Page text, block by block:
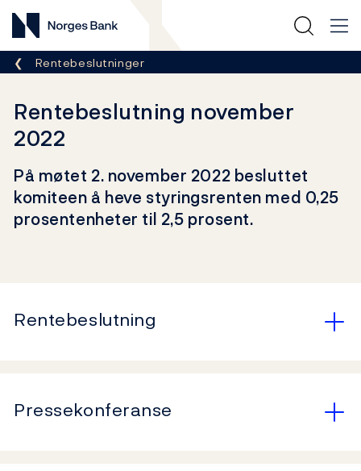
Norges Bank
Her er du nå:
Rentebeslutninger
Rentebeslutning november
2022
På møtet 2. november 2022 besluttet
komiteen å heve styringsrenten med 0,25
prosentenheter til 2,5 prosent.
Rentebeslutning
Pressekonferanse